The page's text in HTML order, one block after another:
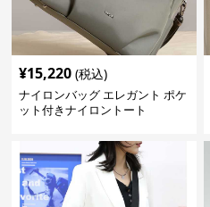
¥15,220 (税込)
ナイロンバッグ エレガント ポケ
ット付きナイロントート